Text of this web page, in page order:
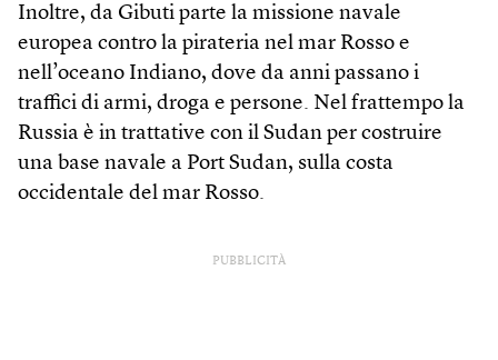
Inoltre, da Gibuti parte la missione navale
europea contro la pirateria nel mar Rosso e
nell’oceano Indiano, dove da anni passano i
traffici di armi, droga e persone. Nel frattempo la
Russia è in trattative con il Sudan per costruire
una base navale a Port Sudan, sulla costa
occidentale del mar Rosso.
PUBBLICITÀ